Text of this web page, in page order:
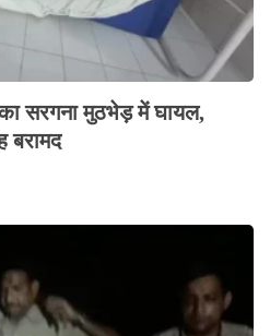
सरगना मुठभेड़ में घायल,